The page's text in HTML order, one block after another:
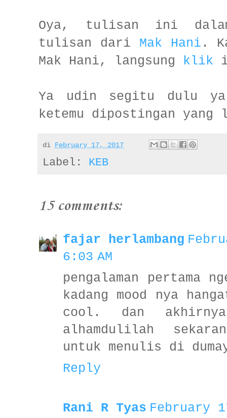
Oya, tulisan ini dalam
tulisan dari Mak Hani .
Mak Hani, langsung klik
Ya udin segitu dulu ya
ketemu dipostingan
di February 17, 2017
Label: KEB
15 comments:
fajar herlambang
6:03 AM
pengalaman pertama
kadang mood nya
cool. dan
alhamdulilah
untuk menulis di
Reply
Rani R Tyas February